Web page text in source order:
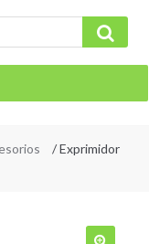
/ Exprimidor